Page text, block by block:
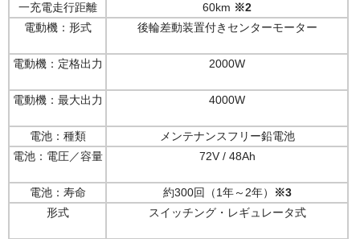
一充電走行距離
60km ※2
電動機：形式
後輪差動装置付きセンターモーター
電動機：定格出力 2000W
電動機：最大出力 4000W
電池：種類
メンテナンスフリー鉛電池
電池：電圧／容量
72V / 48Ah
電池：寿命 約300回（1年～2年）
※3
形式
スイッチング・レギュレータ式